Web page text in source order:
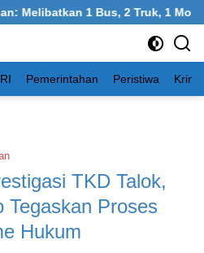
1 Bus, 2 Truk, 1 Mobil, 1
Pemerintahan Peristiwa
TKD Talok,
Tegaskan Proses
Hukum